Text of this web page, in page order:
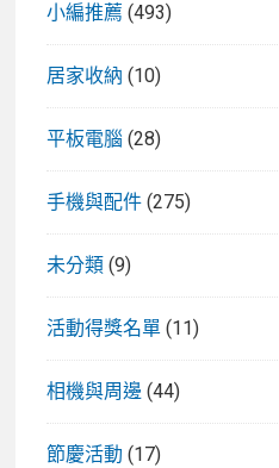
小編推薦 (493)
居家收納 (10)
平板電腦 (28)
手機與配件 (275)
未分類 (9)
活動得獎名單 (11)
相機與周邊 (44)
節慶活動 (17)